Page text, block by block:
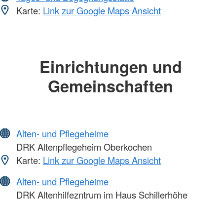
Karte: Link zur Google Maps Ansicht
Einrichtungen und
Gemeinschaften
Alten- und Pflegeheime
DRK Altenpflegeheim Oberkochen
Karte: Link zur Google Maps Ansicht
Alten- und Pflegeheime
DRK Altenhilfezntrum im Haus Schillerhöhe